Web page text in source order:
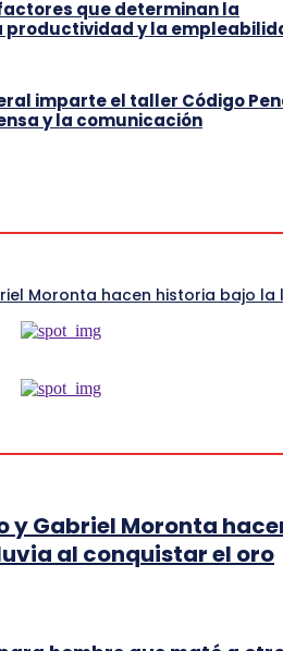
que determinan la
productividad y la
imparte el taller Código
y la comunicación
Moronta hacen historia bajo la
y Gabriel Moronta
al conquistar el oro